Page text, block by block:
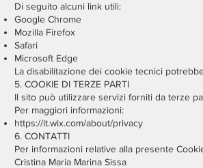
Di seguito alcuni link utili:
Google Chrome
Mozilla Firefox
Safari
Microsoft Edge
La disabilitazione dei cookie tecnici
5. COOKIE DI TERZE PARTI
Il sito può utilizzare servizi forniti da terze
Per maggiori informazioni:
https://it.wix.com/about/privacy
6. CONTATTI
Per informazioni relative alla presente
Cristina Maria Marina Sissa